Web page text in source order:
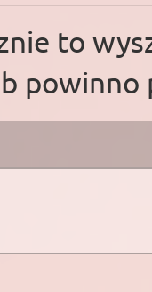
to
powinno